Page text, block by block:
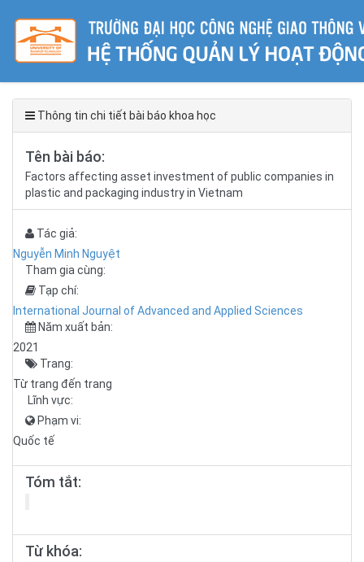
Thông tin chi tiết bài báo khoa học
Tên bài báo:
Factors affecting asset investment of public companies in
plastic and packaging industry in Vietnam
Tác giả:
Nguyễn Minh Nguyệt
Tham gia cùng:
Tạp chí:
International Journal of Advanced and Applied Sciences
Năm xuất bản:
2021
Trang:
Từ trang đến trang
Lĩnh vực:
Phạm vi:
Quốc tế
Tóm tắt:
Từ khóa: